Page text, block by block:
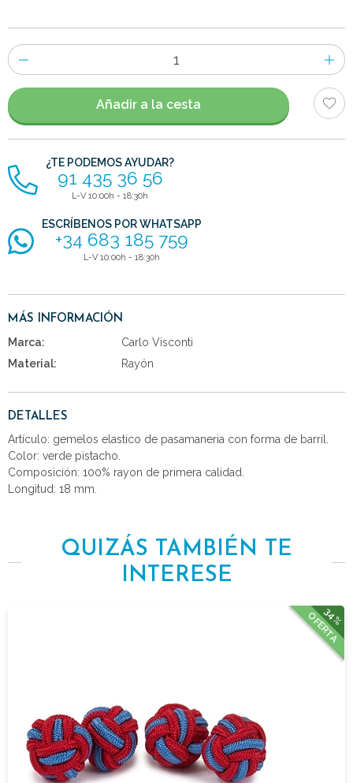
Número
de
artículos
Añadir a la cesta
¿TE PODEMOS AYUDAR?
91 435 36 56
L-V 10:00h - 18:30h
ESCRÍBENOS POR WHATSAPP
+34 683 185 759
L-V 10:00h - 18:30h
MÁS INFORMACIÓN
Marca:
Carlo Visconti
Material:
Rayón
DETALLES
Artículo: gemelos elastico de pasamaneria con forma de barril.
Color: verde pistacho.
Composición: 100% rayon de primera calidad.
Longitud: 18 mm.
QUIZÁS TAMBIÉN TE
INTERESE
34%
OFERTA